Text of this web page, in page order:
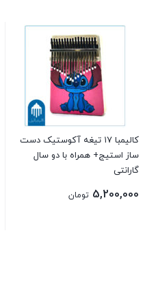
کالیمبا ۱۷ تیغه آکوستیک دست
ساز استیج+ همراه با دو سال
گارانتی
5,200,000 تومان